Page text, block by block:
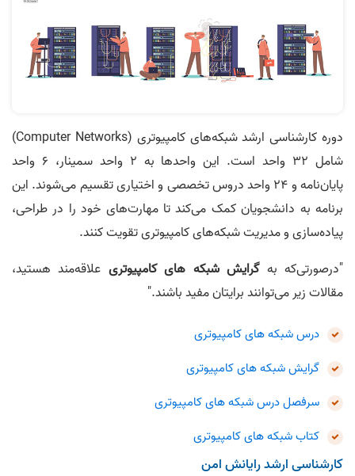
دوره کارشناسی ارشد شبکه‌های کامپیوتری (Computer Networks)
شامل ۳۲ واحد است. این واحدها به ۲ واحد سمینار، ۶ واحد
پایان‌نامه و ۲۴ واحد دروس تخصصی و اختیاری تقسیم می‌شوند. این
برنامه به دانشجویان کمک می‌کند تا مهارت‌های خود را در طراحی،
پیاده‌سازی و مدیریت شبکه‌های کامپیوتری تقویت کنند.
"درصورتی‌که بهگرایش شبکه های کامپیوتری علاقه‌مند هستید،
مقالات زیر می‌توانند برایتان مفید باشند."
درس شبکه های کامپیوتری
گرایش شبکه های کامپیوتری
سرفصل درس شبکه‌ های کامپیوتری
کتاب شبکه های کامپیوتری
کارشناسی ارشد رایانش امن